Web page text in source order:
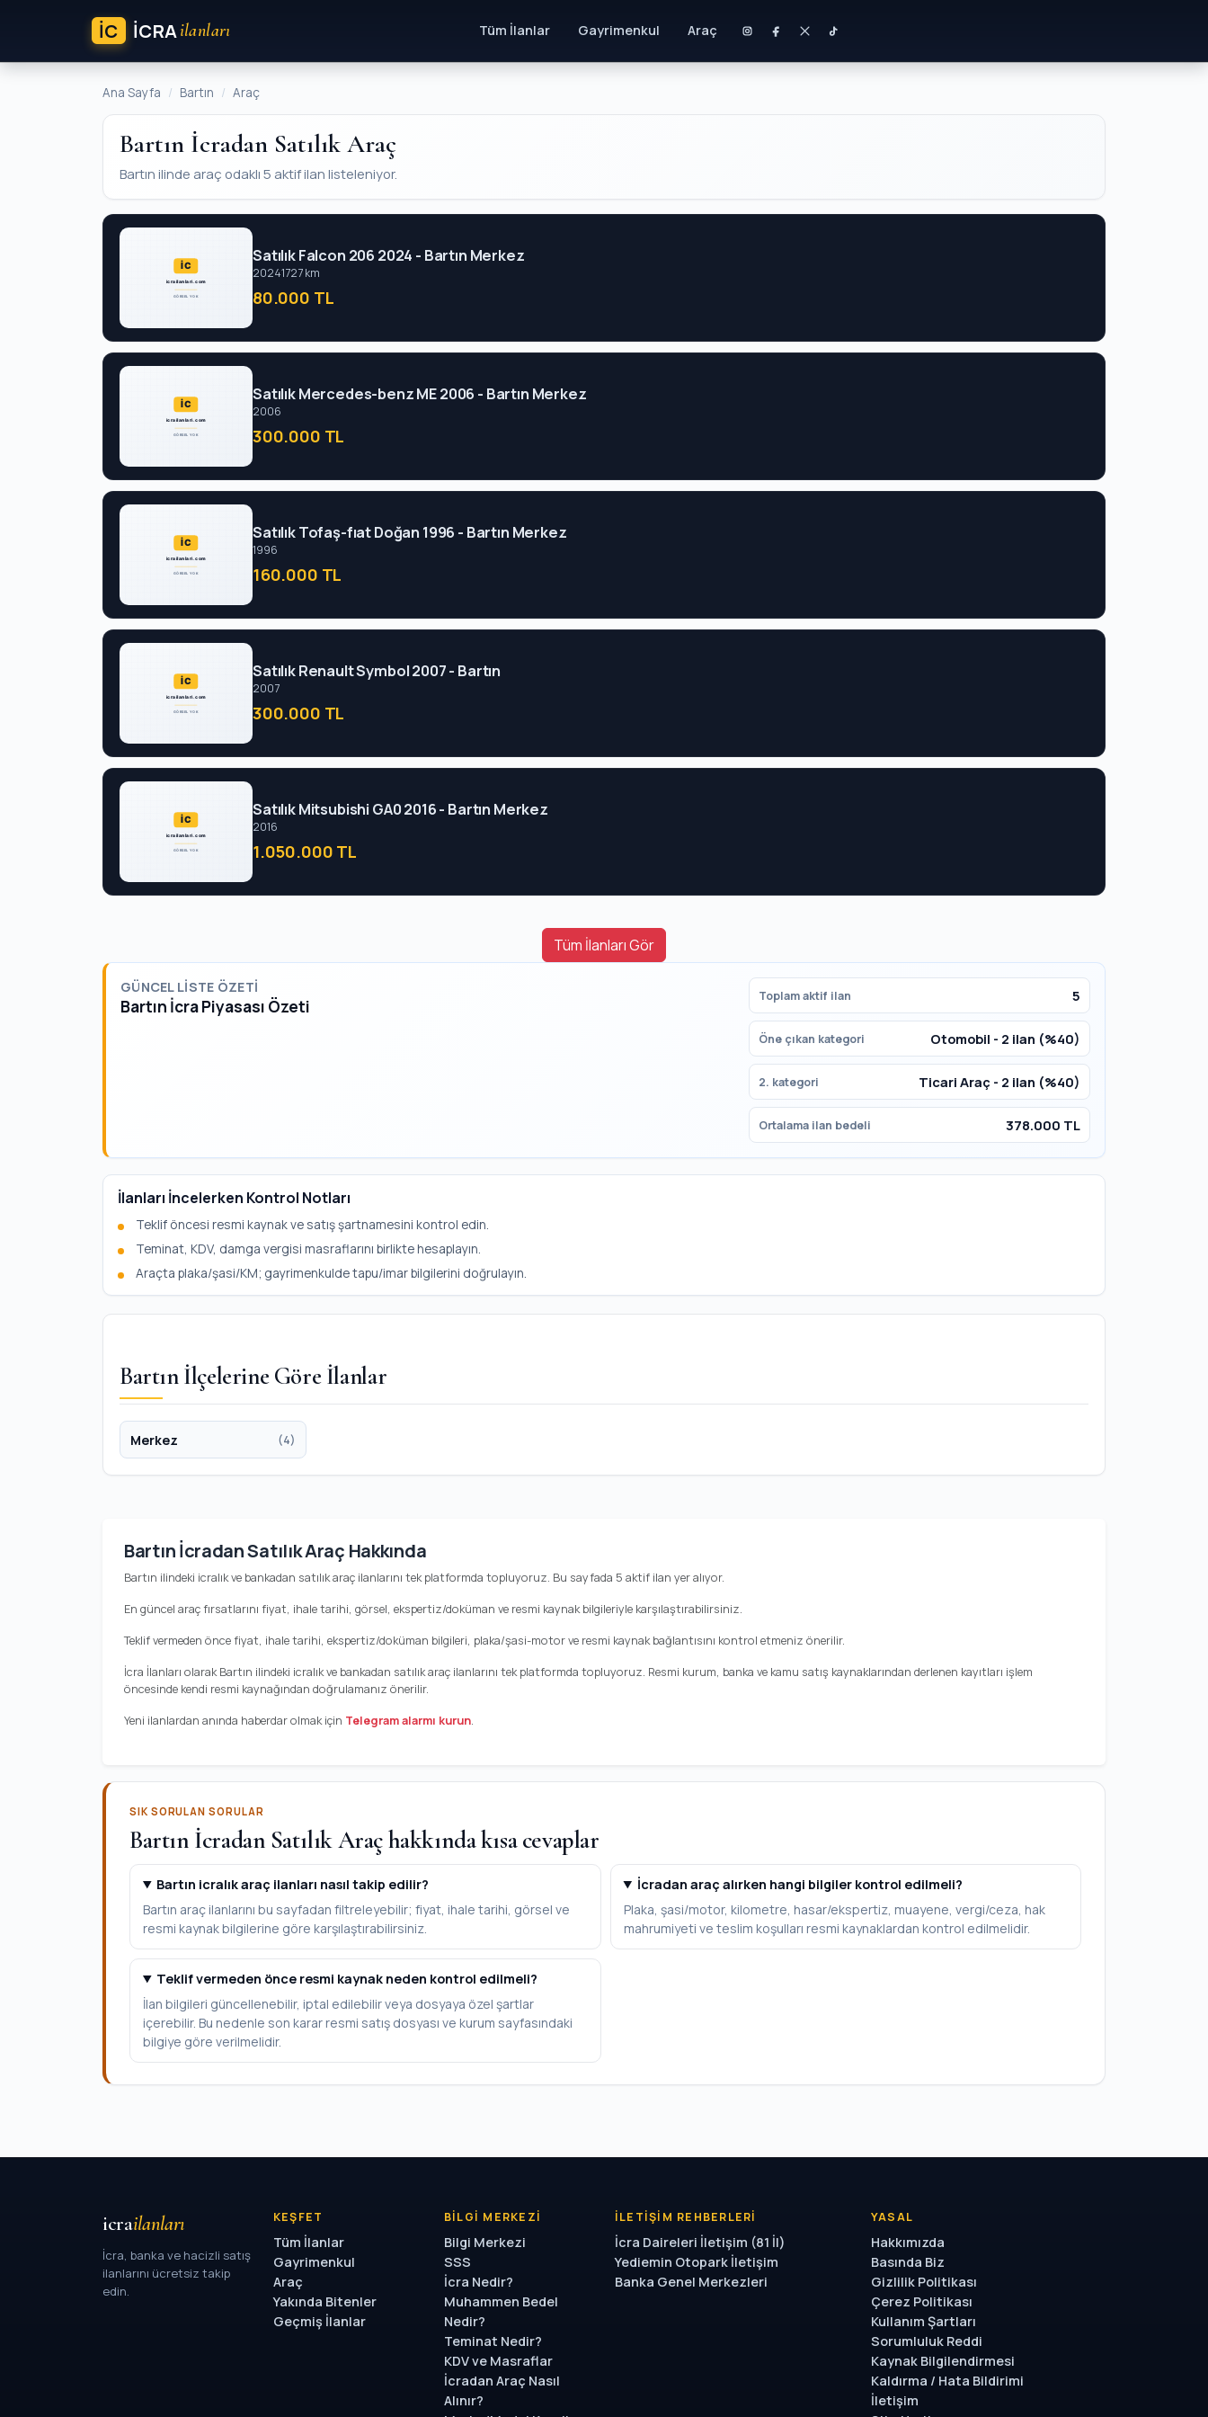
İC ICRAilanları Tüm İlanlar Gayrimenkul Araç
Ana Sayfa Bartın Araç
Bartın İcradan Satılık Araç
Bartın ilinde araç odaklı 5 aktif ilan listeleniyor.
Satılık Falcon 206 2024 - Bartın Merkez
20241727 km
80.000 TL
Satılık Mercedes-benz ME 2006 - Bartın Merkez
2006
300.000 TL
Satılık Tofaş-fıat Doğan 1996 - Bartın Merkez
1996
160.000 TL
Satılık Renault Symbol 2007 - Bartın
2007
300.000 TL
Satılık Mitsubishi GA0 2016 - Bartın Merkez
2016
1.050.000 TL
Tüm İlanları Gör
GÜNCEL LISTE ÖZETI
Bartın İcra Piyasası Özeti
Toplam aktif ilan 5
Öne çıkan kategori Otomobil - 2 ilan (%40)
2. kategori Ticari Araç - 2 ilan (%40)
Ortalama ilan bedeli 378.000 TL
İlanları İncelerken Kontrol Notları
Teklif öncesi resmi kaynak ve satış şartnamesini kontrol edin.
Teminat, KDV, damga vergisi masraflarını birlikte hesaplayın.
Araçta plaka/şasi/KM; gayrimenkulde tapu/imar bilgilerini doğrulayın.
Bartın İlçelerine Göre İlanlar
Merkez (4)
Bartın İcradan Satılık Araç Hakkında
Bartın ilindeki icralık ve bankadan satılık araç ilanlarını tek platformda topluyoruz. Bu sayfada 5 aktif ilan yer alıyor.
En güncel araç fırsatlarını fiyat, ihale tarihi, görsel, ekspertiz/doküman ve resmi kaynak bilgileriyle karşılaştırabilirsiniz.
Teklif vermeden önce fiyat, ihale tarihi, ekspertiz/doküman bilgileri, plaka/şasi-motor ve resmi kaynak bağlantısını kontrol etmeniz önerilir.
İcra İlanları olarak Bartın ilindeki icralık ve bankadan satılık araç ilanlarını tek platformda topluyoruz. Resmi kurum, banka ve kamu satış kaynaklarından derlenen kayıtları işlem
öncesinde kendi resmi kaynağından doğrulamanız önerilir.
Yeni ilanlardan anında haberdar olmak için Telegram alarmı kurun.
SIK SORULAN SORULAR
Bartın İcradan Satılık Araç hakkında kısa cevaplar
Bartın icralık araç ilanları nasıl takip edilir?
Bartın araç ilanlarını bu sayfadan filtreleyebilir; fiyat, ihale tarihi, görsel ve
resmi kaynak bilgilerine göre karşılaştırabilirsiniz.
İcradan araç alırken hangi bilgiler kontrol edilmeli?
Plaka, şasi/motor, kilometre, hasar/ekspertiz, muayene, vergi/ceza, hak
mahrumiyeti ve teslim koşulları resmi kaynaklardan kontrol edilmelidir.
Teklif vermeden önce resmi kaynak neden kontrol edilmeli?
İlan bilgileri güncellenebilir, iptal edilebilir veya dosyaya özel şartlar
içerebilir. Bu nedenle son karar resmi satış dosyası ve kurum sayfasındaki
bilgiye göre verilmelidir.
icrailanları
İcra, banka ve hacizli satış
ilanlarını ücretsiz takip
edin.
KEŞFET
Tüm İlanlar
Gayrimenkul
Araç
Yakında Bitenler
Geçmiş İlanlar
BILGI MERKEZI
Bilgi Merkezi
SSS
İcra Nedir?
Muhammen Bedel
Nedir?
Teminat Nedir?
KDV ve Masraflar
İcradan Araç Nasıl
Alınır?
İLETIŞIM REHBERLERI
İcra Daireleri İletişim (81 İl)
Yediemin Otopark İletişim
Banka Genel Merkezleri
YASAL
Hakkımızda
Basında Biz
Gizlilik Politikası
Çerez Politikası
Kullanım Şartları
Sorumluluk Reddi
Kaynak Bilgilendirmesi
Kaldırma / Hata Bildirimi
İletişim